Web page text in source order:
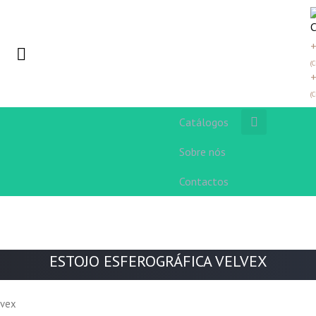
Catálogos
Sobre nós
Contactos
ESTOJO ESFEROGRÁFICA VELVEX